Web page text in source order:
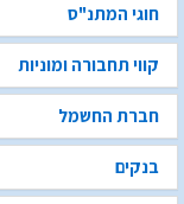
חוגי המתנ"ס
קווי תחבורה ומוניות
חברת החשמל
בנקים